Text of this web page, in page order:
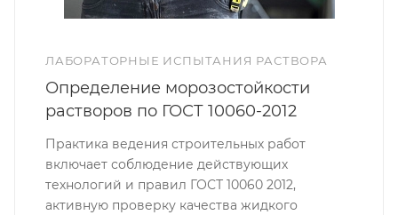
ЛАБОРАТОРНЫЕ ИСПЫТАНИЯ РАСТВОРА
Определение морозостойкости
растворов по ГОСТ 10060-2012
Практика ведения строительных работ
включает соблюдение действующих
технологий и правил ГОСТ 10060 2012,
активную проверку качества жидкого